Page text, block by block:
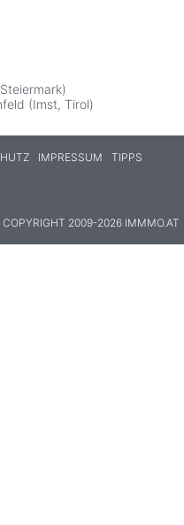
(Imst, Tirol)
IMPRESSUM
TIPPS
COPYRIGHT 2009-2026 IMMMO.AT